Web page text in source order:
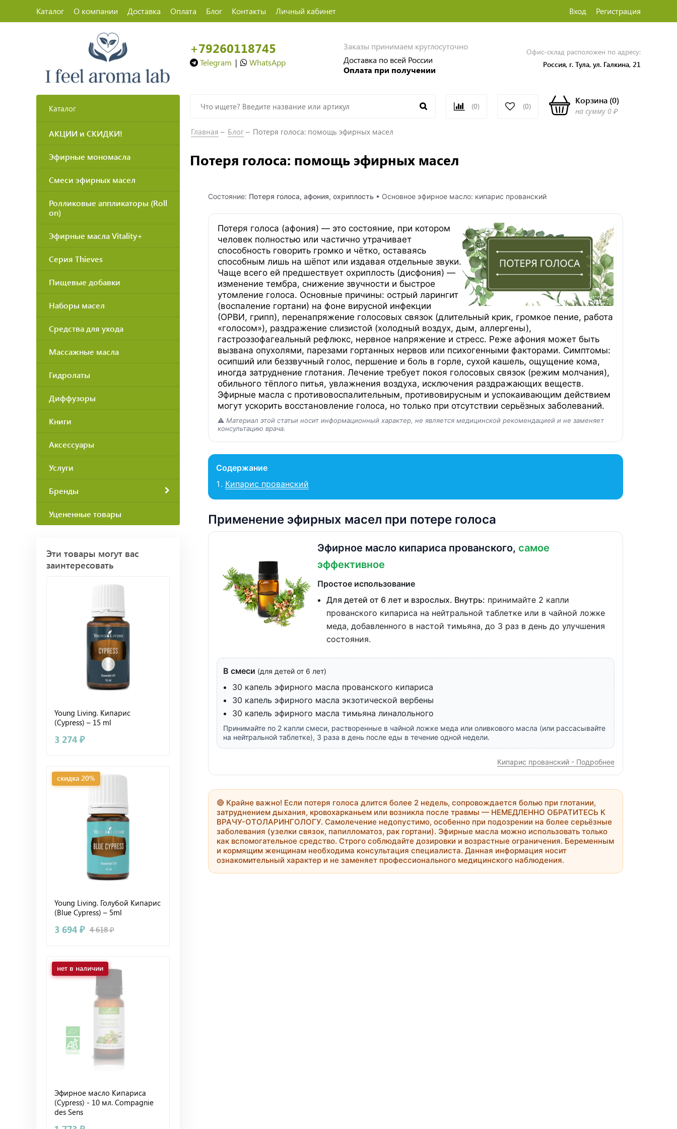
Каталог О компании Доставка Оплата Блог Контакты Личный кабинет Вход Регистрация
+79260118745
Telegram | WhatsApp
Заказы принимаем круглосуточно
Доставка по всей России
Оплата при получении
Офис-склад расположен по адресу:
Россия, г. Тула, ул. Галкина, 21
(0) (0)
Корзина(0)
на сумму 0 ₽
Каталог
АКЦИИ и СКИДКИ!
Эфирные мономасла
Смеси эфирных масел
Ролликовые аппликаторы (Roll
on)
Эфирные масла Vitality+
Серия Thieves
Пищевые добавки
Наборы масел
Средства для ухода
Массажные масла
Гидролаты
Диффузоры
Книги
Аксессуары
Услуги
Бренды
Уцененные товары
Эти товары могут вас
заинтересовать
Young Living. Кипарис
(Cypress) – 15 ml
3 274 ₽
скидка 20%
Young Living. Голубой Кипарис
(Blue Cypress) – 5ml
3 694 ₽ 4 618 ₽
нет в наличии
Эфирное масло Кипариса
(Cypress) - 10 мл. Compagnie
des Sens
Главная Блог Потеря голоса: помощь эфирных масел
Потеря голоса: помощь эфирных масел
Состояние: Потеря голоса, афония, охриплость• Основное эфирное масло: кипарис прованский
Потеря голоса (афония) — это состояние, при котором
человек полностью или частично утрачивает
способность говорить громко и чётко, оставаясь
способным лишь на шёпот или издавая отдельные звуки.
Чаще всего ей предшествует охриплость (дисфония) —
изменение тембра, снижение звучности и быстрое
утомление голоса. Основные причины: острый ларингит
(воспаление гортани) на фоне вирусной инфекции
(ОРВИ, грипп), перенапряжение голосовых связок (длительный крик, громкое пение, работа
«голосом»), раздражение слизистой (холодный воздух, дым, аллергены),
гастроэзофагеальный рефлюкс, нервное напряжение и стресс. Реже афония может быть
вызвана опухолями, парезами гортанных нервов или психогенными факторами. Симптомы:
осипший или беззвучный голос, першение и боль в горле, сухой кашель, ощущение кома,
иногда затруднение глотания. Лечение требует покоя голосовых связок (режим молчания),
обильного тёплого питья, увлажнения воздуха, исключения раздражающих веществ.
Эфирные масла с противовоспалительным, противовирусным и успокаивающим действием
могут ускорить восстановление голоса, но только при отсутствии серьёзных заболеваний.
⚠️ Материал этой статьи носит информационный характер, не является медицинской рекомендацией и не заменяет
консультацию врача.
Содержание
Кипарис прованский
Применение эфирных масел при потере голоса
Эфирное масло кипариса прованского, самое
эффективное
Простое использование
Для детей от 6 лет и взрослых. Внутрь: принимайте 2 капли
прованского кипариса на нейтральной таблетке или в чайной ложке
меда, добавленного в настой тимьяна, до 3 раз в день до улучшения
состояния.
В смеси (для детей от 6 лет)
30 капель эфирного масла прованского кипариса
30 капель эфирного масла экзотической вербены
30 капель эфирного масла тимьяна линалольного
Принимайте по 2 капли смеси, растворенные в чайной ложке меда или оливкового масла (или рассасывайте
на нейтральной таблетке), 3 раза в день после еды в течение одной недели.
Кипарис прованский - Подробнее
🔴 Крайне важно! Если потеря голоса длится более 2 недель, сопровождается болью при глотании,
затруднением дыхания, кровохарканьем или возникла после травмы — НЕМЕДЛЕННО ОБРАТИТЕСЬ К
ВРАЧУ-ОТОЛАРИНГОЛОГУ. Самолечение недопустимо, особенно при подозрении на более серьёзные
заболевания (узелки связок, папилломатоз, рак гортани). Эфирные масла можно использовать только
как вспомогательное средство. Строго соблюдайте дозировки и возрастные ограничения. Беременным
и кормящим женщинам необходима консультация специалиста. Данная информация носит
ознакомительный характер и не заменяет профессионального медицинского наблюдения.